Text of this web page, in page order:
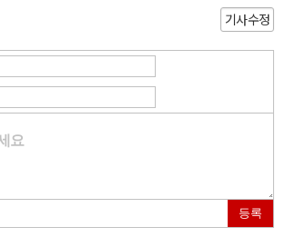
기사수정
등록